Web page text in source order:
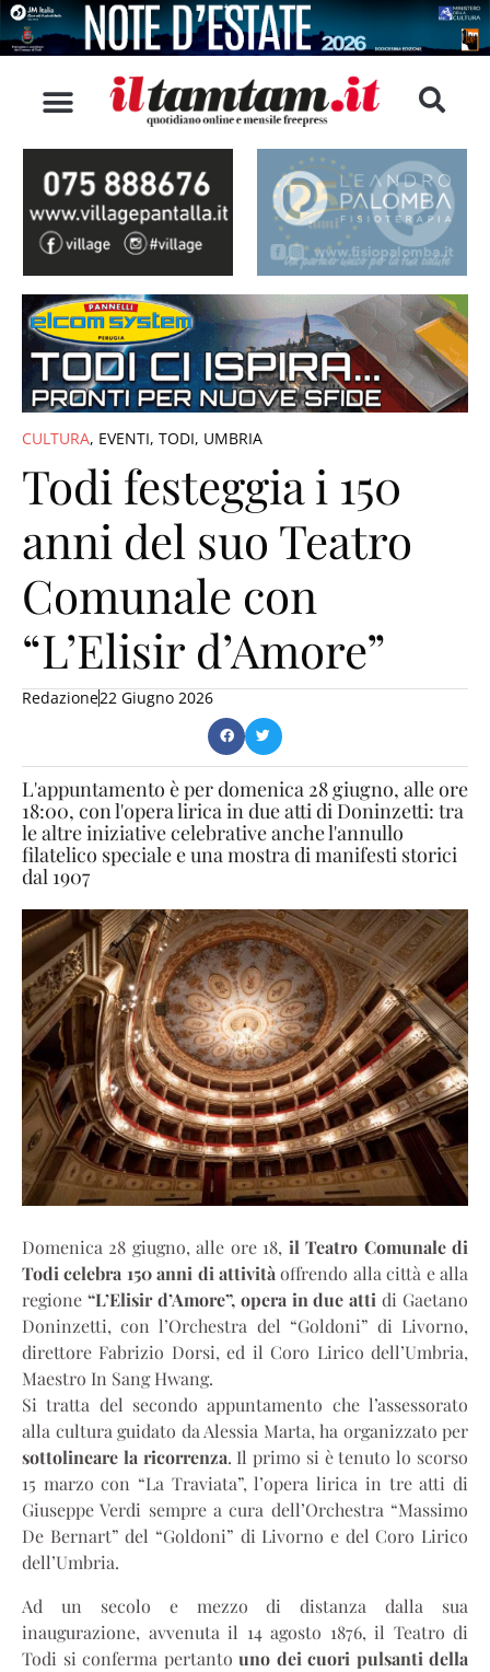
CULTURA, EVENTI, TODI, UMBRIA
Todi festeggia i 150
anni del suo Teatro
Comunale con
“L’Elisir d’Amore”
Redazione22 Giugno 2026
L'appuntamento è per domenica 28 giugno, alle ore
18:00, con l'opera lirica in due atti di Doninzetti: tra
le altre iniziative celebrative anche l'annullo
filatelico speciale e una mostra di manifesti storici
dal 1907
Domenica 28 giugno, alle ore 18, il Teatro Comunale di
Todi celebra 150 anni di attivitàoffrendo alla città e alla
regione “L’Elisir d’Amore”, opera in due attidi Gaetano
Doninzetti, con l’Orchestra del “Goldoni” di Livorno,
direttore Fabrizio Dorsi, ed il Coro Lirico dell’Umbria,
Maestro In Sang Hwang.
Si tratta del secondo appuntamento che l’assessorato
alla cultura guidato da Alessia Marta, ha organizzato per
sottolineare la ricorrenza. Il primo si è tenuto lo scorso
15 marzo con “La Traviata”, l’opera lirica in tre atti di
Giuseppe Verdi sempre a cura dell’Orchestra “Massimo
De Bernart” del “Goldoni” di Livorno e del Coro Lirico
dell’Umbria.
Ad un secolo e mezzo di distanza dalla sua
inaugurazione, avvenuta il 14 agosto 1876, il Teatro di
Todi si conferma pertanto uno dei cuori pulsanti della